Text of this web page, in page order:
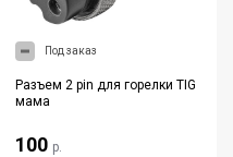
Под заказ
Разъем 2 pin для горелки TIG
мама
100 р.